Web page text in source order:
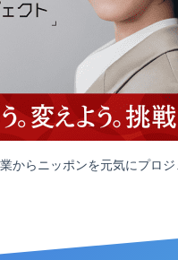
からニッポンを元気にプロ